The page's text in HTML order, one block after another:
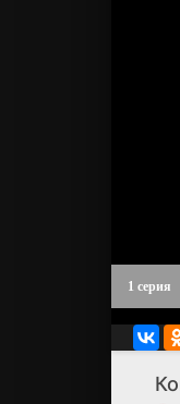
1 серия